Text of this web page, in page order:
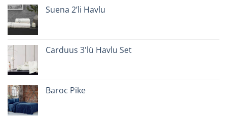
Suena 2’li Havlu
Carduus 3'lü Havlu Set
Baroc Pike